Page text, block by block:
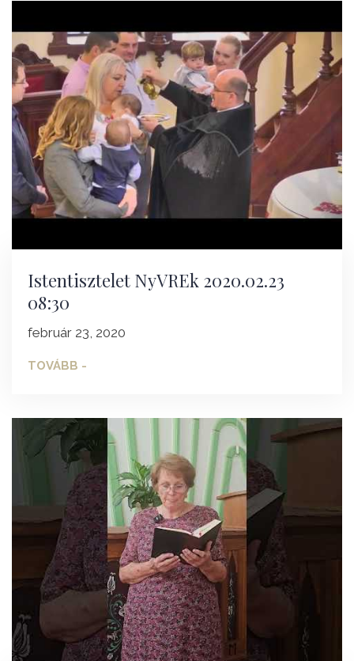
Istentisztelet NyVREk 2020.02.23
08:30
február 23, 2020
TOVÁBB -